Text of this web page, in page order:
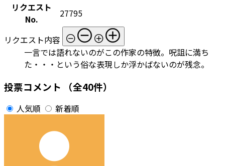
リクエスト
No.
27795
リクエスト内容
一言では語れないのがこの作家の特徴。呪詛に満ち
た・・・という俗な表現しか浮かばないのが残念。
投票コメント （全40件）
人気順 新着順